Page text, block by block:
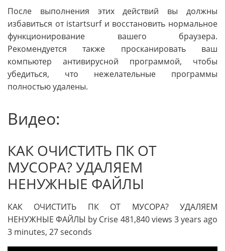
После выполнения этих действий вы должны
избавиться от istartsurf и восстановить нормальное
функционирование вашего браузера.
Рекомендуется также просканировать ваш
компьютер антивирусной программой, чтобы
убедиться, что нежелательные программы
полностью удалены.
Видео:
КАК ОЧИСТИТЬ ПК ОТ
МУСОРА? УДАЛЯЕМ
НЕНУЖНЫЕ ФАЙЛЫ
КАК ОЧИСТИТЬ ПК ОТ МУСОРА? УДАЛЯЕМ
НЕНУЖНЫЕ ФАЙЛЫ by Crise 481,840 views 3 years ago
3 minutes, 27 seconds